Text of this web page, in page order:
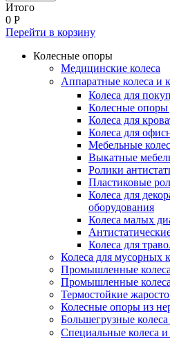
Итого
0 Р
Перейти в корзину
Колесные опоры
Медицинские колеса
Аппаратные колеса и
Колеса для
Колесные опоры
Колеса для
Колеса для
Мебельные
Выкатные
Ролики
Пластиковые
Колеса для
оборудования
Колеса малых
Колеса для
Колеса для мусорных
Промышленные
Промышленные
Термостойкие
Колесные опоры из
Большегрузные
Специальные колеса